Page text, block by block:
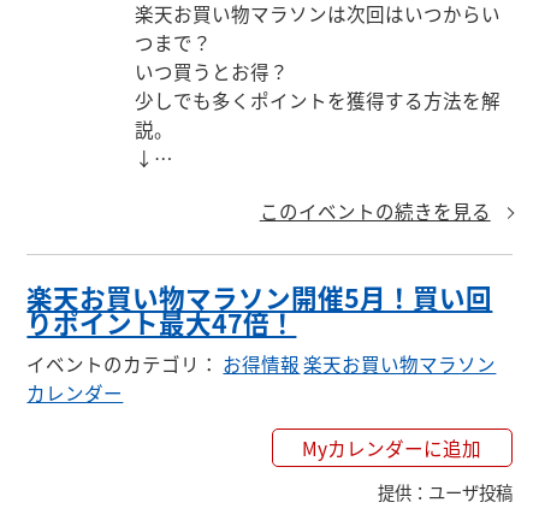
楽天お買い物マラソンは次回はいつからい
つまで？
いつ買うとお得？
少しでも多くポイントを獲得する方法を解
説。
↓
このイベントの続きを見る
楽天お買い物マラソン開催5月！買い回
りポイント最大47倍！
イベントのカテゴリ ： お得情報 楽天お買い物マラソン
カレンダー
Myカレンダーに追加
提供： ユーザ投稿